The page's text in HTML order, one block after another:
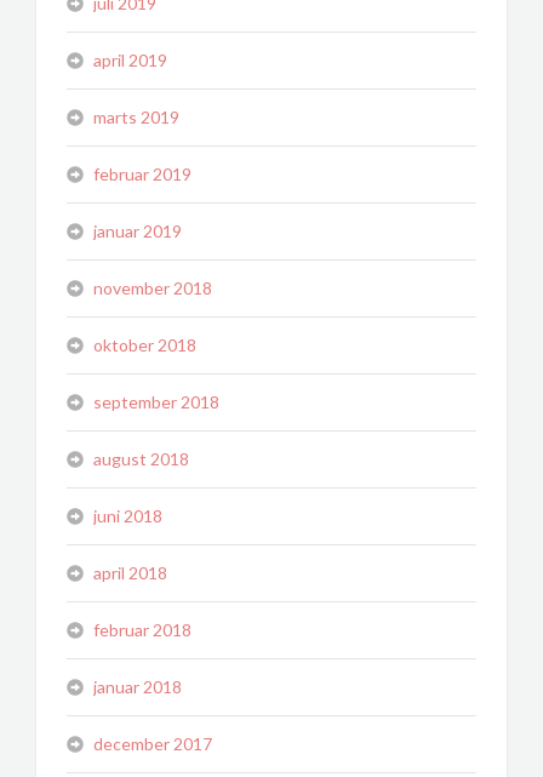
april 2019
marts 2019
februar 2019
januar 2019
november 2018
oktober 2018
september 2018
august 2018
juni 2018
april 2018
februar 2018
januar 2018
december 2017